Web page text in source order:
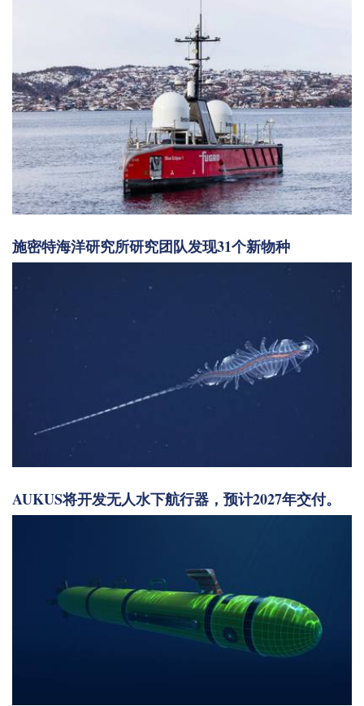
施密特海洋研究所研究团队发现31个新物种
AUKUS将开发无人水下航行器，预计2027年交付。